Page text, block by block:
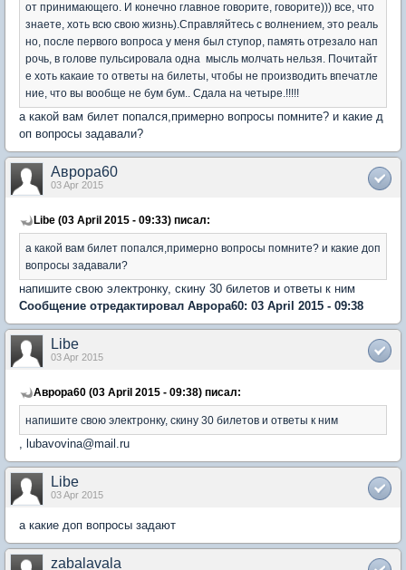
от принимающего. И конечно главное говорите, говорите))) все, что
знаете, хоть всю свою жизнь).Справляйтесь с волнением, это реаль
но, после первого вопроса у меня был ступор, память отрезало нап
рочь, в голове пульсировала одна мысль молчать нельзя. Почитайт
е хоть какаие то ответы на билеты, чтобы не производить впечатле
ние, что вы вообще не бум бум.. Сдала на четыре.!!!!!
а какой вам билет попался,примерно вопросы помните? и какие д
оп вопросы задавали?
Аврора60
03 Apr 2015
Libe (03 April 2015 - 09:33) писал:
а какой вам билет попался,примерно вопросы помните? и какие доп
вопросы задавали?
напишите свою электронку, скину 30 билетов и ответы к ним
Сообщение отредактировал Аврора60: 03 April 2015 - 09:38
Libe
03 Apr 2015
Аврора60 (03 April 2015 - 09:38) писал:
напишите свою электронку, скину 30 билетов и ответы к ним
, lubavovina@mail.ru
Libe
03 Apr 2015
а какие доп вопросы задают
zabalavala